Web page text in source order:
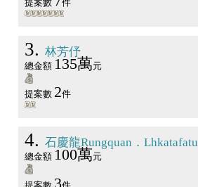
提案數 件
3 林芳伃
總金額 135萬元
提案數 2件
4 石慶龍Rungquan．Lhkatafatu
總金額 100萬元
3